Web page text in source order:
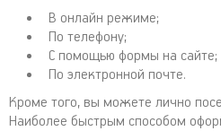
В онлайн режиме;
По телефону;
С помощью формы на сайте;
По электронной почте.
Кроме того, вы можете лично
Наиболее быстрым способом